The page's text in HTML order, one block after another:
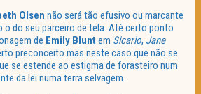
Olsen não será tão efusivo ou marcante
o do seu parceiro de tela. Até certo ponto
de Emily Bluntem Sicario, Jane
preconceito mas neste caso que não se
se estende ao estigma de forasteiro num
da lei numa terra selvagem.